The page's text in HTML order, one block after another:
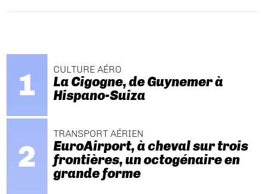
CULTURE AÉRO
La Cigogne, de Guynemer à
Hispano-Suiza
TRANSPORT AÉRIEN
EuroAirport, à cheval sur trois
frontières, un octogénaire en
grande forme